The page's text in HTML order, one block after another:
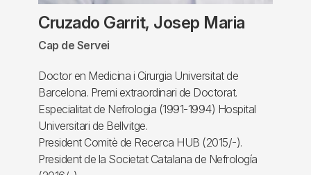
Cruzado Garrit, Josep Maria
Cap de Servei
Doctor en Medicina i Cirurgia Universitat de
Barcelona. Premi extraordinari de Doctorat.
Especialitat de Nefrologia (1991-1994) Hospital
Universitari de Bellvitge.
President Comitè de Recerca HUB (2015/-).
President de la Societat Catalana de Nefrología